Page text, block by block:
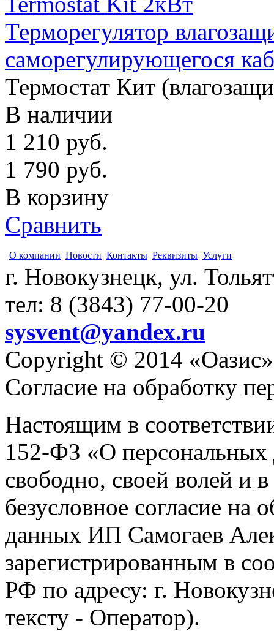
Терморегулятор
саморегулирующегося
Термостат Кит
В наличии
1 210 руб.
1 790 руб.
В корзину
Сравнить
О компании Новости Контакты Реквизиты Услуги
г. Новокузнецк, ул.
тел: 8 (3843) 77-00-20
sysvent@yandex.ru
Copyright © 2014 «Оазис»
Согласие на обработку
Настоящим в
152-ФЗ «О персональных
свободно, своей волей и
безусловное согласие на
данных ИП Самогаев
зарегистрированным в
РФ по адресу: г.
тексту - Оператор).